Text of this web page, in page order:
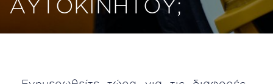
ΑΥΤΟΚΙΝΗΤΟΥ;